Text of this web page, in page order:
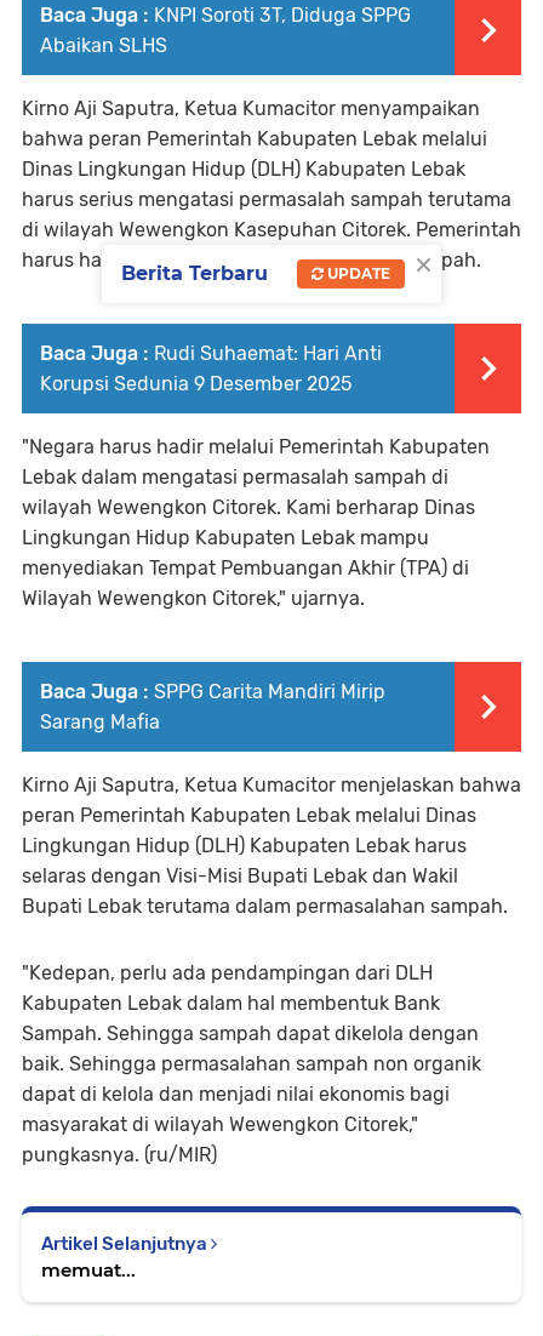
Baca Juga : KNPI Soroti 3T, Diduga SPPG
Abaikan SLHS
Kirno Aji Saputra, Ketua Kumacitor menyampaikan
bahwa peran Pemerintah Kabupaten Lebak melalui
Dinas Lingkungan Hidup (DLH) Kabupaten Lebak
harus serius mengatasi permasalah sampah terutama
di wilayah Wewengkon Kasepuhan Citorek. Pemerintah
harus hadir dalam mengatasi permasalah sampah.
Baca Juga : Rudi Suhaemat: Hari Anti
Korupsi Sedunia 9 Desember 2025
"Negara harus hadir melalui Pemerintah Kabupaten
Lebak dalam mengatasi permasalah sampah di
wilayah Wewengkon Citorek. Kami berharap Dinas
Lingkungan Hidup Kabupaten Lebak mampu
menyediakan Tempat Pembuangan Akhir (TPA) di
Wilayah Wewengkon Citorek," ujarnya.
Baca Juga : SPPG Carita Mandiri Mirip
Sarang Mafia
Kirno Aji Saputra, Ketua Kumacitor menjelaskan bahwa
peran Pemerintah Kabupaten Lebak melalui Dinas
Lingkungan Hidup (DLH) Kabupaten Lebak harus
selaras dengan Visi-Misi Bupati Lebak dan Wakil
Bupati Lebak terutama dalam permasalahan sampah.
"Kedepan, perlu ada pendampingan dari DLH
Kabupaten Lebak dalam hal membentuk Bank
Sampah. Sehingga sampah dapat dikelola dengan
baik. Sehingga permasalahan sampah non organik
dapat di kelola dan menjadi nilai ekonomis bagi
masyarakat di wilayah Wewengkon Citorek,"
pungkasnya. (ru/MIR)
Artikel Selanjutnya
memuat...
×
Berita Terbaru UPDATE